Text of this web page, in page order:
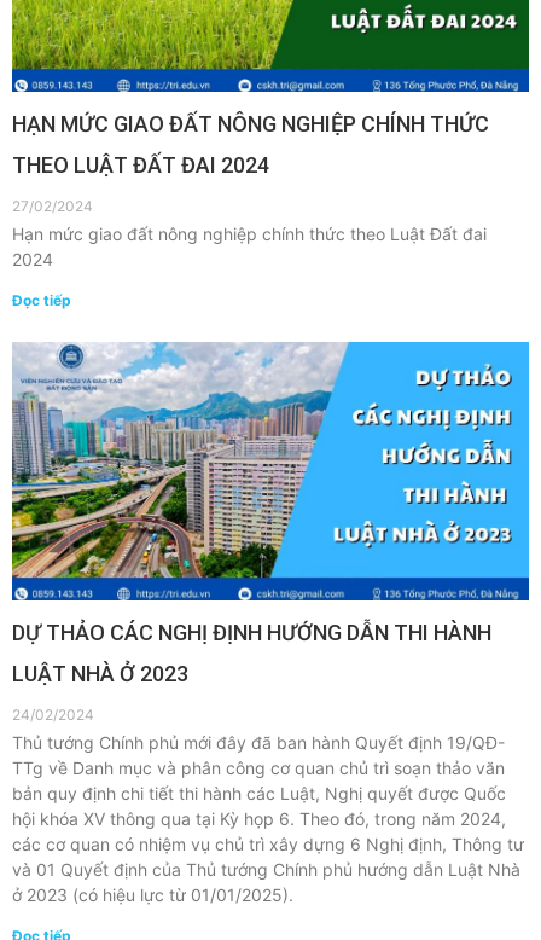
HẠN MỨC GIAO ĐẤT NÔNG NGHIỆP CHÍNH THỨC
THEO LUẬT ĐẤT ĐAI 2024
27/02/2024
Hạn mức giao đất nông nghiệp chính thức theo Luật Đất đai
2024
Đọc tiếp
DỰ THẢO CÁC NGHỊ ĐỊNH HƯỚNG DẪN THI HÀNH
LUẬT NHÀ Ở 2023
24/02/2024
Thủ tướng Chính phủ mới đây đã ban hành Quyết định 19/QĐ-
TTg về Danh mục và phân công cơ quan chủ trì soạn thảo văn
bản quy định chi tiết thi hành các Luật, Nghị quyết được Quốc
hội khóa XV thông qua tại Kỳ họp 6. Theo đó, trong năm 2024,
các cơ quan có nhiệm vụ chủ trì xây dựng 6 Nghị định, Thông tư
và 01 Quyết định của Thủ tướng Chính phủ hướng dẫn Luật Nhà
ở 2023 (có hiệu lực từ 01/01/2025).
Đọc tiếp